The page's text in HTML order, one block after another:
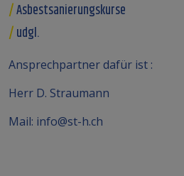
Asbestsanierungskurse
udgl.
Ansprechpartner dafür ist :
Herr D. Straumann
Mail: info@st-h.ch